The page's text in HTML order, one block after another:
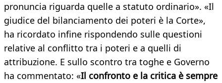
pronuncia riguarda quelle a statuto ordinario». «Il
giudice del bilanciamento dei poteri è la Corte»,
ha ricordato infine rispondendo sulle questioni
relative al conflitto tra i poteri e a quelli di
attribuzione. E sullo scontro tra toghe e Governo
ha commentato: «Il confronto e la critica è sempre